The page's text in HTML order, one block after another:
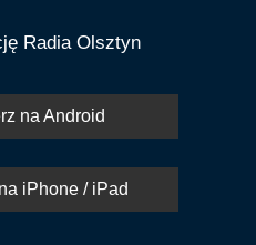
Radia Olsztyn
na Android
iPhone / iPad